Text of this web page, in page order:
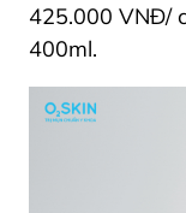
425.000 VNĐ/
400ml.